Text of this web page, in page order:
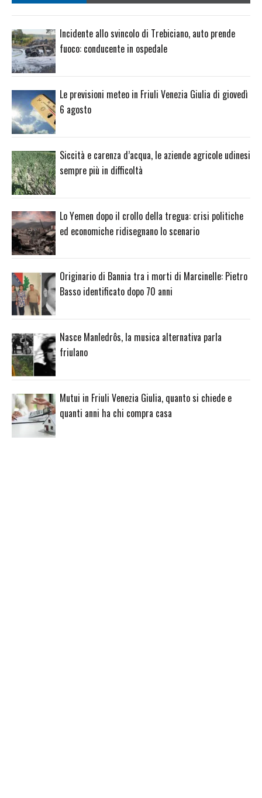
Incidente allo svincolo di Trebiciano, auto prende
fuoco: conducente in ospedale
Le previsioni meteo in Friuli Venezia Giulia di giovedì
6 agosto
Siccità e carenza d’acqua, le aziende agricole udinesi
sempre più in difficoltà
Lo Yemen dopo il crollo della tregua: crisi politiche
ed economiche ridisegnano lo scenario
Originario di Bannia tra i morti di Marcinelle: Pietro
Basso identificato dopo 70 anni
Nasce Manledrôs, la musica alternativa parla
friulano
Mutui in Friuli Venezia Giulia, quanto si chiede e
quanti anni ha chi compra casa